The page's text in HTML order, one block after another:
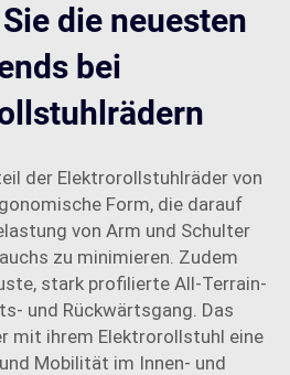
die neuesten
bei
der Elektrorollstuhlräder von
Form, die darauf
von Arm und Schulter
zu minimieren. Zudem
stark profilierte All-Terrain-
und Rückwärtsgang. Das
mit ihrem Elektrorollstuhl eine
Mobilität im Innen- und